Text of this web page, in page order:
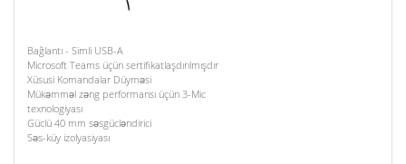
Bağlantı - Simli USB-A
Microsoft Teams üçün sertifikatlaşdırılmışdır
Xüsusi Komandalar Düyməsi
Mükəmməl zəng performansı üçün 3-Mic
texnologiyası
Güclü 40 mm səsgücləndirici
Səs-küy izolyasiyası